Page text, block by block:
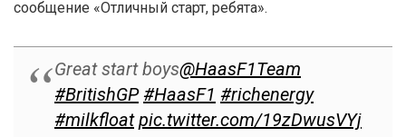
сообщение «Отличный старт, ребята».
Great start boys@HaasF1Team
#BritishGP #HaasF1 #richenergy
#milkfloat pic.twitter.com/19zDwusVYj